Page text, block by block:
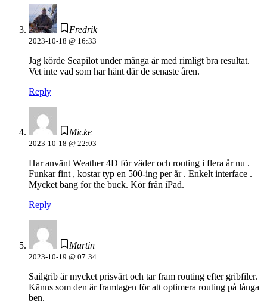
Fredrik
2023-10-18 @ 16:33
Jag körde Seapilot under många år med rimligt bra resultat.
Vet inte vad som har hänt där de senaste åren.
Reply
Micke
2023-10-18 @ 22:03
Har använt Weather 4D för väder och routing i flera år nu .
Funkar fint , kostar typ en 500-ing per år . Enkelt interface .
Mycket bang for the buck. Kör från iPad.
Reply
Martin
2023-10-19 @ 07:34
Sailgrib är mycket prisvärt och tar fram routing efter gribfiler.
Känns som den är framtagen för att optimera routing på långa
ben.